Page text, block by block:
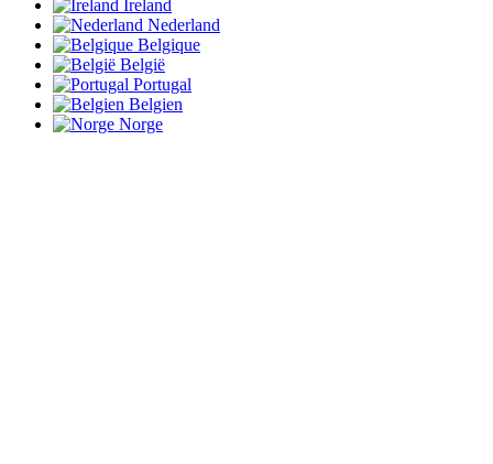
Ireland
Nederland
Belgique
België
Portugal
Belgien
Norge